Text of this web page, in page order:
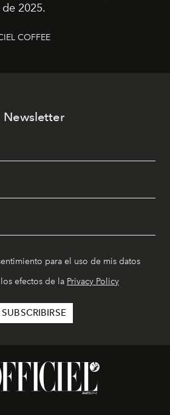
2025.
COFFEE
Newsletter
para el uso de mis datos
efectos de la Privacy Policy